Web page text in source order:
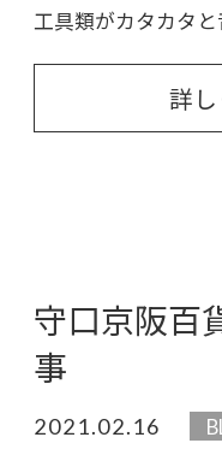
工具類がカタカタと
詳
守口京阪百
事
2021.02.16